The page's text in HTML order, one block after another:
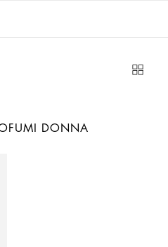
DONNA